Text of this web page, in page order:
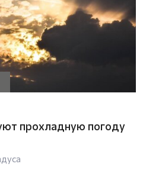
прохладную погоду